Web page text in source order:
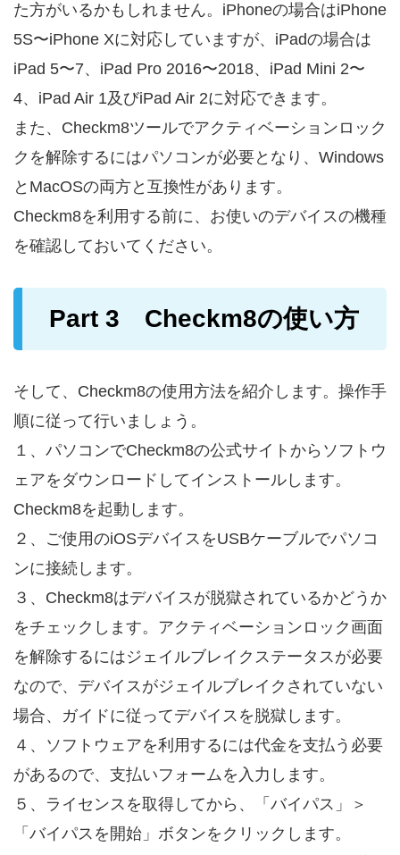
た方がいるかもしれません。iPhoneの場合はiPhone
5S〜iPhone Xに対応していますが、iPadの場合は
iPad 5〜7、iPad Pro 2016〜2018、iPad Mini 2〜
4、iPad Air 1及びiPad Air 2に対応できます。
また、Checkm8ツールでアクティベーションロック
クを解除するにはパソコンが必要となり、Windows
とMacOSの両方と互換性があります。
Checkm8を利用する前に、お使いのデバイスの機種
を確認しておいてください。
Part 3 Checkm8の使い方
そして、Checkm8の使用方法を紹介します。操作手
順に従って行いましょう。
１、パソコンでCheckm8の公式サイトからソフトウ
ェアをダウンロードしてインストールします。
Checkm8を起動します。
２、ご使用のiOSデバイスをUSBケーブルでパソコ
ンに接続します。
３、Checkm8はデバイスが脱獄されているかどうか
をチェックします。アクティベーションロック画面
を解除するにはジェイルブレイクステータスが必要
なので、デバイスがジェイルブレイクされていない
場合、ガイドに従ってデバイスを脱獄します。
４、ソフトウェアを利用するには代金を支払う必要
があるので、支払いフォームを入力します。
５、ライセンスを取得してから、「バイパス」＞
「バイパスを開始」ボタンをクリックします。